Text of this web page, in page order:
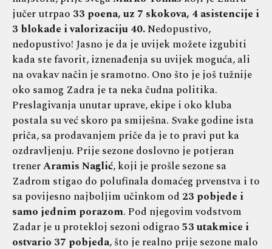
jučer utrpao 33 poena, uz 7 skokova, 4 asistencije i
3 blokade i valorizaciju 40.Nedopustivo,
nedopustivo! Jasno je da je uvijek možete izgubiti
kada ste favorit, iznenađenja su uvijek moguća, ali
na ovakav način je sramotno. Ono što je još tužnije
oko samog Zadra je ta neka čudna politika.
Preslagivanja unutar uprave, ekipe i oko kluba
postala su već skoro pa smiješna. Svake godine ista
priča, sa prodavanjem priče da je to pravi put ka
ozdravljenju. Prije sezone doslovno je potjeran
trenerAramis Naglić, koji je prošle sezone sa
Zadrom stigao do polufinala domaćeg prvenstva i to
sa povijesno najboljim učinkom od 23 pobjede i
samo jednim porazom. Pod njegovim vodstvom
Zadar je u protekloj sezoni odigrao53 utakmice i
ostvario 37 pobjeda, što je realno prije sezone malo